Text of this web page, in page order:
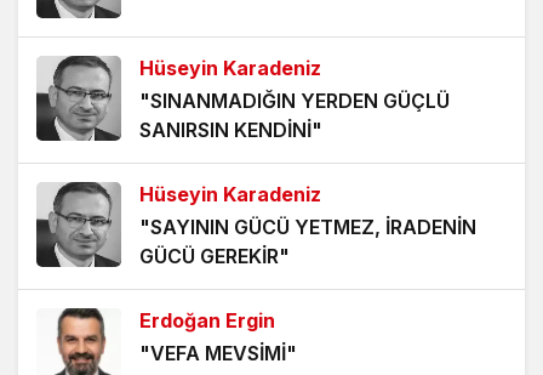
5 yıl önce
VİZYONER KASTAMONULULAR NEREDESİNİZ?
5 yıl önce
KHK MAĞDURLARI İÇİN IŞIK GÖRÜNDÜ!
5 yıl önce
Hüseyin Karadeniz
"SINANMADIĞIN YERDEN GÜÇLÜ
SANIRSIN KENDİNİ"
Hüseyin Karadeniz
"SAYININ GÜCÜ YETMEZ, İRADENİN
GÜCÜ GEREKİR"
Erdoğan Ergin
"VEFA MEVSİMİ"